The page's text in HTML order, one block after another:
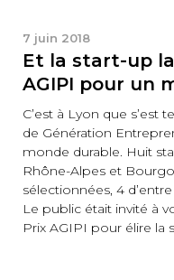
7 juin 2018
Et la start-up
AGIPI pour un
C’est à Lyon que s’est
de Génération
monde durable. Huit
Rhône-Alpes et
sélectionnées, 4
Le public était invité à
Prix AGIPI pour élire la